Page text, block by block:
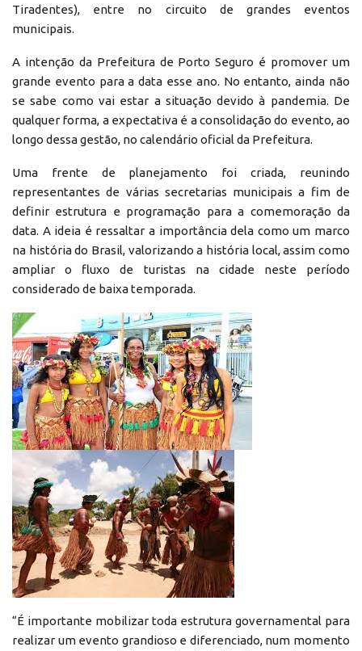
Tiradentes), entre no circuito de grandes eventos
municipais.
A intenção da Prefeitura de Porto Seguro é promover um
grande evento para a data esse ano. No entanto, ainda não
se sabe como vai estar a situação devido à pandemia. De
qualquer forma, a expectativa é a consolidação do evento, ao
longo dessa gestão, no calendário oficial da Prefeitura.
Uma frente de planejamento foi criada, reunindo
representantes de várias secretarias municipais a fim de
definir estrutura e programação para a comemoração da
data. A ideia é ressaltar a importância dela como um marco
na história do Brasil, valorizando a história local, assim como
ampliar o fluxo de turistas na cidade neste período
considerado de baixa temporada.
“É importante mobilizar toda estrutura governamental para
realizar um evento grandioso e diferenciado, num momento